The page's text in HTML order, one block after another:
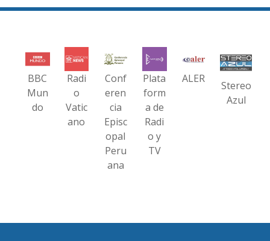
BBC
Mun
do
Radi
o
Vatic
ano
Conf
eren
cia
Episc
opal
Peru
ana
Plata
form
a de
Radi
o y
TV
ALER
Stereo
Azul